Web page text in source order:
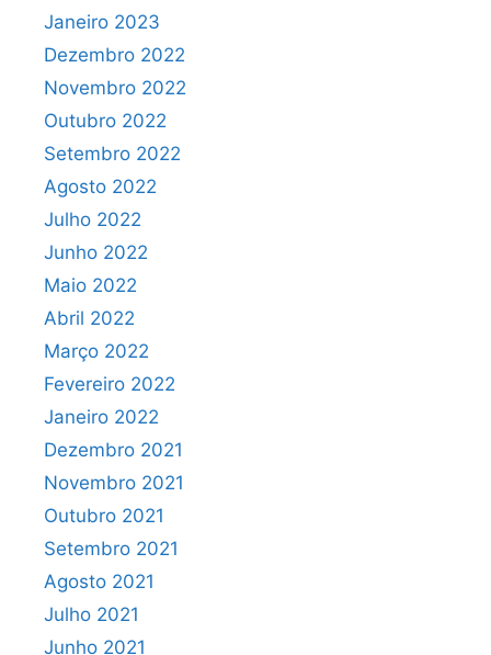
Janeiro 2023
Dezembro 2022
Novembro 2022
Outubro 2022
Setembro 2022
Agosto 2022
Julho 2022
Junho 2022
Maio 2022
Abril 2022
Março 2022
Fevereiro 2022
Janeiro 2022
Dezembro 2021
Novembro 2021
Outubro 2021
Setembro 2021
Agosto 2021
Julho 2021
Junho 2021